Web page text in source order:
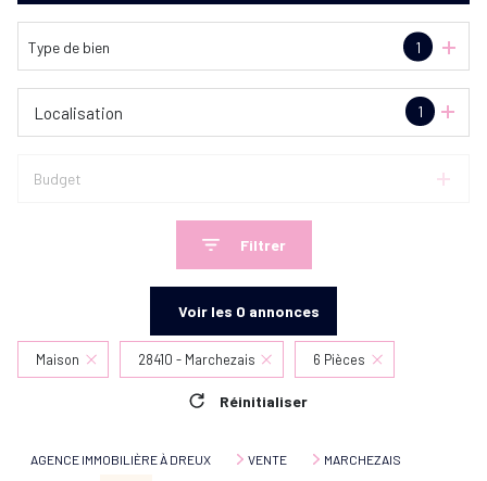
Type de bien 1
1
Localisation
Budget
Filtrer
Voir les 0 annonces
Maison 28410 - Marchezais 6 Pièces
Réinitialiser
AGENCE IMMOBILIÈRE À DREUX VENTE
MARCHEZAIS